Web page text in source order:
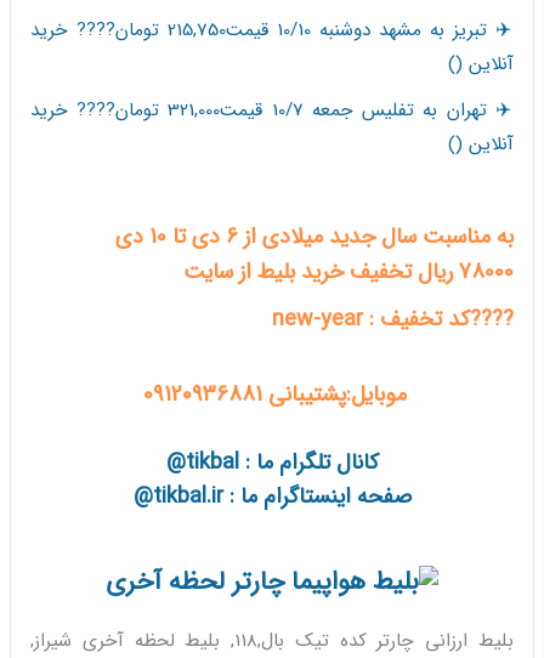
✈️ تبریز به مشهد دوشنبه 10/10 قیمت215,750 تومان???? خرید
آنلاین ()
✈️ تهران به تفلیس جمعه 10/7 قیمت321,000 تومان???? خرید
آنلاین ()
به مناسبت سال جدید میلادی از 6 دی تا 10 دی
78000 ریال تخفیف خرید بلیط از سایت
????کد تخفیف : new-year
موبایل:پشتیبانی 09120936881
کانال تلگرام ما : tikbal@
صفحه اینستاگرام ما : tikbal.ir@
بلیط ارزانی چارتر کده تیک بال,118, بلیط لحظه آخری شیراز,